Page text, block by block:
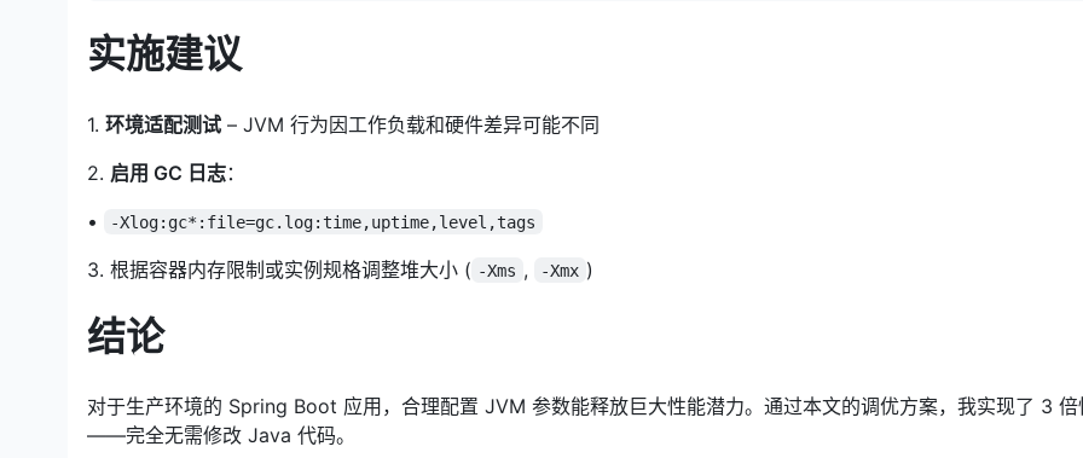
实施建议
1. 环境适配测试 – JVM 行为因工作负载和硬件差异可能不同
2. 启用 GC 日志：
•
-Xlog:gc*:file=gc.log:time,uptime,level,tags
3. 根据容器内存限制或实例规格调整堆大小 ( -Xms , -Xmx )
结论
对于生产环境的 Spring Boot 应用，合理配置 JVM 参数能释放巨大性能潜力。通过本文的调优方案，我实现了 3 倍
——完全无需修改 Java 代码。